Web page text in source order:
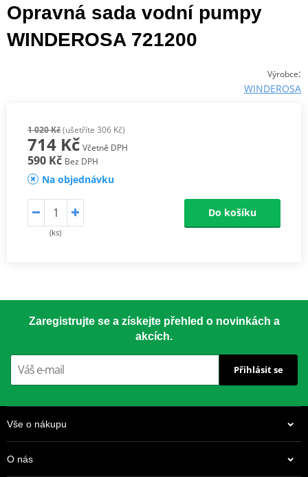
Opravná sada vodní pumpy
WINDEROSA 721200
Výrobce:
WINDEROSA
1 020 Kč(ušetříte 306 Kč)
714 Kč Včetně DPH
590 Kč Bez DPH
Na objednávku
(ks)
Do košíku
Zaregistrujte se a získejte přehled o novinkách a
akcích.
Přihlásit se
Vše o nákupu
O nás